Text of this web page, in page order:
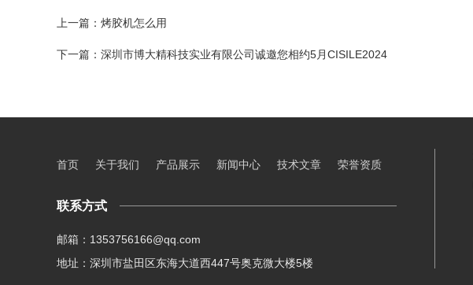
上一篇： 烤胶机怎么用
下一篇： 深圳市博大精科技实业有限公司诚邀您相约5月CISILE2024
首页 关于我们 产品展示 新闻中心 技术文章 荣誉资质
联系方式
邮箱：1353756166@qq.com
地址：深圳市盐田区东海大道西447号奥克微大楼5楼